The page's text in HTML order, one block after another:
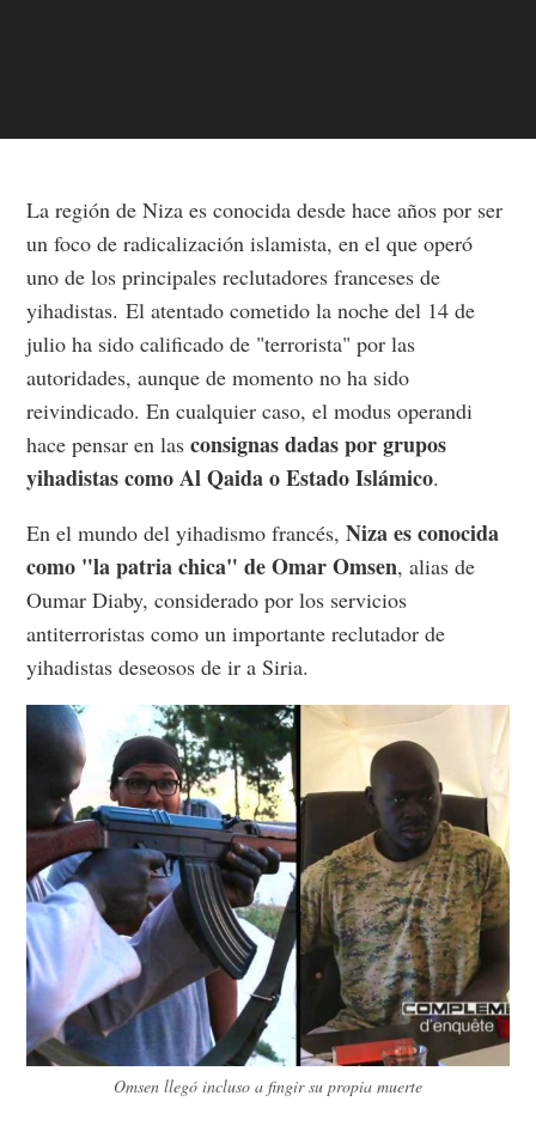
La región de Niza es conocida desde hace años por ser
un foco de radicalización islamista, en el que operó
uno de los principales reclutadores franceses de
yihadistas. El atentado cometido la noche del 14 de
julio ha sido calificado de "terrorista" por las
autoridades, aunque de momento no ha sido
reivindicado. En cualquier caso, el modus operandi
hace pensar en lasconsignas dadas por grupos
yihadistas como Al Qaida o Estado Islámico.
En el mundo del yihadismo francés,Niza es conocida
como "la patria chica" de Omar Omsen, alias de
Oumar Diaby, considerado por los servicios
antiterroristas como un importante reclutador de
yihadistas deseosos de ir a Siria.
Omsen llegó incluso a fingir su propia muerte